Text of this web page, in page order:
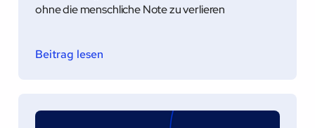
ohne die menschliche Note zu verlieren
Beitrag lesen